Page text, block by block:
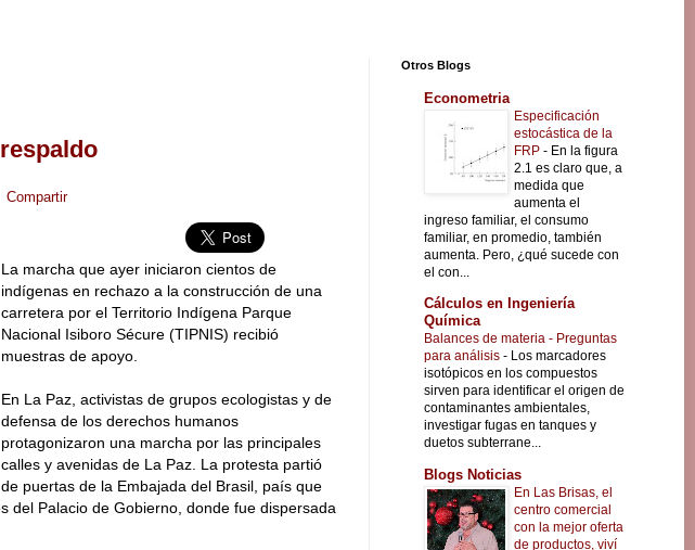
Compartir
La marcha que ayer iniciaron cientos de
indígenas en rechazo a la construcción de una
carretera por el Territorio Indígena Parque
Nacional Isiboro Sécure (TIPNIS) recibió
muestras de apoyo.
En La Paz, activistas de grupos ecologistas y de
defensa de los derechos humanos
protagonizaron una marcha por las principales
calles y avenidas de La Paz. La protesta partió
de puertas de la Embajada del Brasil, país que
del Palacio de Gobierno, donde fue dispersada
Otros Blogs
Econometria
Especificación
estocástica de la
FRP - En la figura
2.1 es claro que, a
medida que
aumenta el
ingreso familiar, el consumo
familiar, en promedio, también
aumenta. Pero, ¿qué sucede con
el con...
Cálculos en Ingeniería
Química
Balances de materia - Preguntas
para análisis - Los marcadores
isotópicos en los compuestos
sirven para identificar el origen de
contaminantes ambientales,
investigar fugas en tanques y
duetos subterrane...
Blogs Noticias
En Las Brisas, el
centro comercial
con la mejor oferta
de productos, viví